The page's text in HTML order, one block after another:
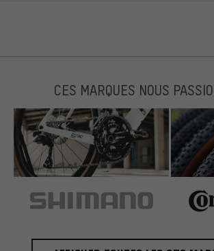
CES MARQUES NOUS